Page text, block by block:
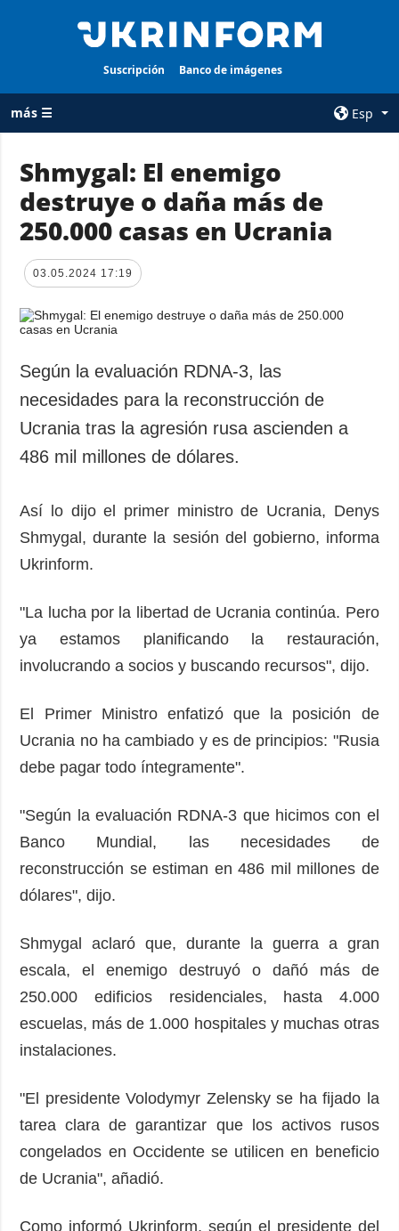
Suscripción Banco de imágenes
más ☰
Esp
TODAS LAS
CATEGORÍAS
Guerra
Reconstrucción
Política
Defensa
Sociedad y
Cultura
Deportes
Desastres y
emergencias
AGENCIA
sobre la agencia
privacidad y
protección de
datos personales
ADICIONAL
Publicaciones
Video
Releases
imágenes
Shmygal: El enemigo
destruye o daña más de
250.000 casas en Ucrania
03.05.2024 17:19
Según la evaluación RDNA-3, las
necesidades para la reconstrucción de
Ucrania tras la agresión rusa ascienden a
486 mil millones de dólares.
Así lo dijo el primer ministro de Ucrania, Denys
Shmygal, durante la sesión del gobierno, informa
Ukrinform.
"La lucha por la libertad de Ucrania continúa. Pero
ya estamos planificando la restauración,
involucrando a socios y buscando recursos", dijo.
El Primer Ministro enfatizó que la posición de
Ucrania no ha cambiado y es de principios: "Rusia
debe pagar todo íntegramente".
"Según la evaluación RDNA-3 que hicimos con el
Banco Mundial, las necesidades de
reconstrucción se estiman en 486 mil millones de
dólares", dijo.
Shmygal aclaró que, durante la guerra a gran
escala, el enemigo destruyó o dañó más de
250.000 edificios residenciales, hasta 4.000
escuelas, más de 1.000 hospitales y muchas otras
instalaciones.
"El presidente Volodymyr Zelensky se ha fijado la
tarea clara de garantizar que los activos rusos
congelados en Occidente se utilicen en beneficio
de Ucrania", añadió.
Como informó Ukrinform, según el presidente del